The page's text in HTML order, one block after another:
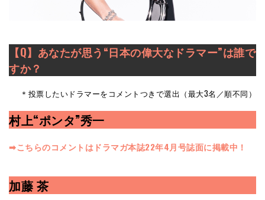
【Q】あなたが思う“日本の偉大なドラマー”は誰で
すか？
＊投票したいドラマーをコメントつきで選出（最大3名／順不同）
村上“ポンタ”秀一
➡︎こちらのコメントはドラマガ本誌22年4月号誌面に掲載中！
加藤 茶